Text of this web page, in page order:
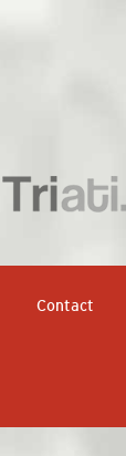
Contact